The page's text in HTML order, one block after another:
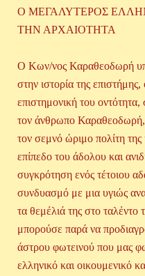
Ο ΜΕΓΑΛΥΤΕΡΟΣ
ΤΗΝ ΑΡΧΑΙΟΤΗΤΑ
O Kων/νος Καραθεοδωρή
στην ιστορία της
επιστημονική του
τον άνθρωπο Καραθεοδωρή,
τον σεμνό ώριμο πολίτη
επίπεδο του άδολου και
συγκρότηση ενός τέτοιου
συνδυασμό με μια υγιώς
τα θεμέλιά της στο ταλέντο
μπορούσε παρά να
άστρου φωτεινού που μας
ελληνικό και οικουμενικό